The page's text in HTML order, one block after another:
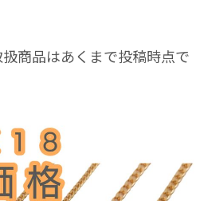
商品はあくまで投稿時点で